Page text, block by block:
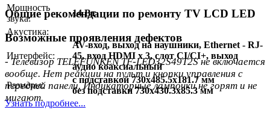
Мощность
звука:
14 Вт
Акустика:
Интерфейс:
AV-вход, выход на наушники, Ethernet - RJ-
45, вход HDMI x 3, слот CI/CI+, выход
аудио коаксиальный
Размеры:
с подставкой 730x485.5x181.7 мм
без подставки 730x430.3x85.3 мм
Узнать подробнее...
Общие рекомендации по ремонту TV LCD LED
Возможные проявления дефектов
- Телевизор TELEFUNKEN TF-LED32S49T2S не включается
вообще. Нет реакции на пульт и кнопки управления с
передней панели. Индикаторные лампочки не горят и не
мигают.